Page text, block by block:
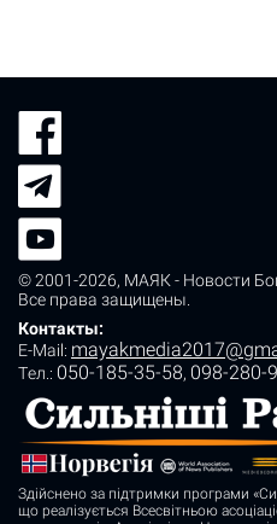
© 2001-2026, МАЯК - Новости
Все права защищены.
Контакты:
E-Mail:
Tел.: 050-185-35-58, 098-280-
Здійснено за підтримки програми
що реалізується Всесвітньою